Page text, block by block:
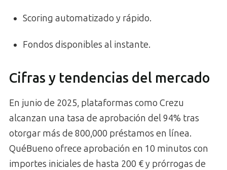
Scoring automatizado y rápido.
Fondos disponibles al instante.
Cifras y tendencias del mercado
En junio de 2025, plataformas como Crezu
alcanzan una tasa de aprobación del 94% tras
otorgar más de 800,000 préstamos en línea.
QuéBueno ofrece aprobación en 10 minutos con
importes iniciales de hasta 200 € y prórrogas de